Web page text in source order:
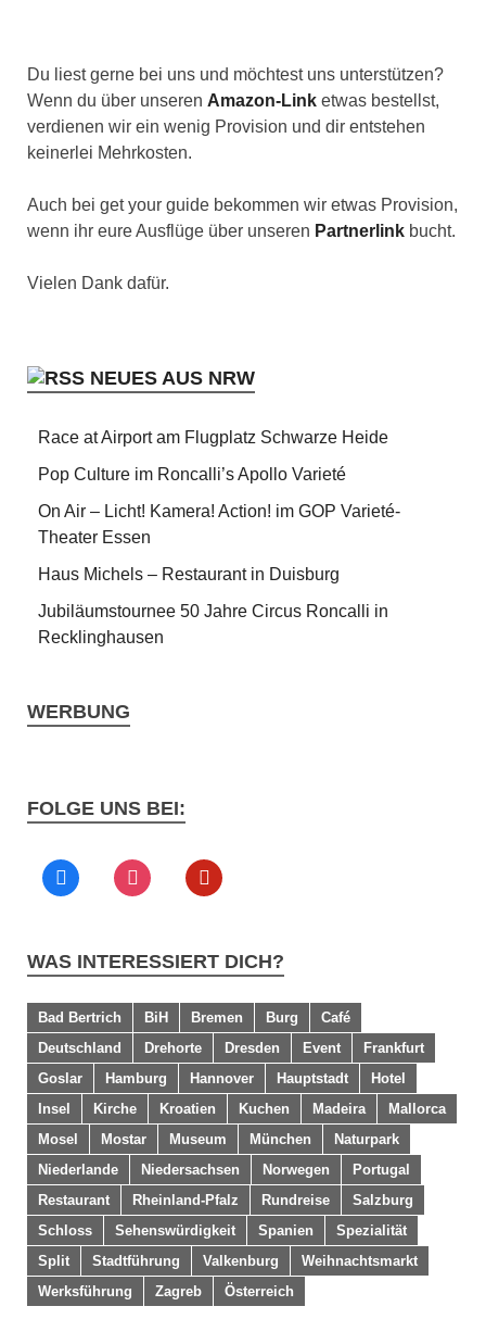
Du liest gerne bei uns und möchtest uns unterstützen?
Wenn du über unseren Amazon-Link etwas bestellst,
verdienen wir ein wenig Provision und dir entstehen
keinerlei Mehrkosten.
Auch bei get your guide bekommen wir etwas Provision,
wenn ihr eure Ausflüge über unseren Partnerlink bucht.
Vielen Dank dafür.
NEUES AUS NRW
Race at Airport am Flugplatz Schwarze Heide
Pop Culture im Roncalli’s Apollo Varieté
On Air – Licht! Kamera! Action! im GOP Varieté-
Theater Essen
Haus Michels – Restaurant in Duisburg
Jubiläumstournee 50 Jahre Circus Roncalli in
Recklinghausen
WERBUNG
FOLGE UNS BEI:
WAS INTERESSIERT DICH?
Bad Bertrich BiH Bremen Burg
Café
Deutschland
Drehorte Dresden Event
Frankfurt
Goslar
Hamburg Hannover Hauptstadt
Hotel
Insel
Kirche Kroatien Kuchen Madeira
Mallorca
Mosel
Mostar Museum München
Naturpark
Niederlande
Niedersachsen Norwegen
Portugal
Restaurant
Rheinland-Pfalz Rundreise
Salzburg
Schloss
Sehenswürdigkeit Spanien
Spezialität
Split
Stadtführung Valkenburg
Weihnachtsmarkt
Werksführung
Zagreb Österreich